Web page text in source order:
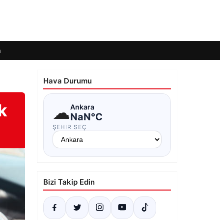
Hava Durumu
☁Ankara
NaN°C
ŞEHIR SEÇ
Bizi Takip Edin